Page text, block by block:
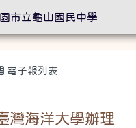
電子報列表
灣海洋大學辦理
市立龜山國民中學